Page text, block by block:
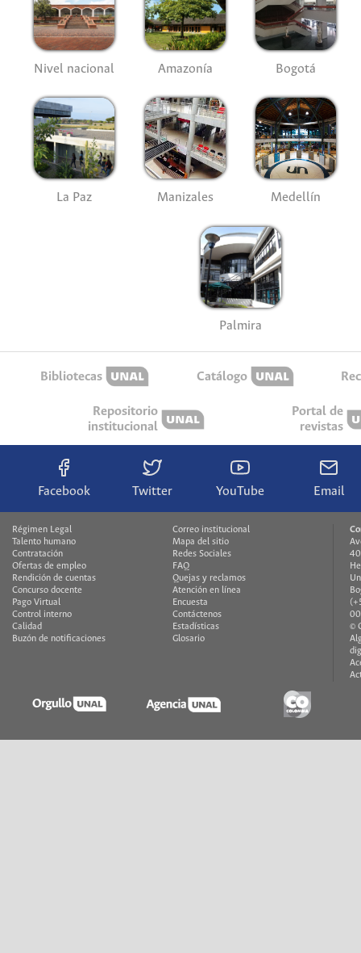
Nivel nacional Amazonía Bogotá
La Paz Manizales Medellín
Palmira
Bibliotecas Catálogo
Repositorio
institucional
Portal de
revistas
Facebook Twitter YouTube Email
Régimen Legal
Talento humano
Contratación
Ofertas de empleo
Rendición de cuentas
Concurso docente
Pago Virtual
Control interno
Calidad
Buzón de notificaciones
Correo institucional
Mapa del sitio
Redes Sociales
FAQ
Quejas y reclamos
Atención en línea
Encuesta
Contáctenos
Estadísticas
Glosario
©